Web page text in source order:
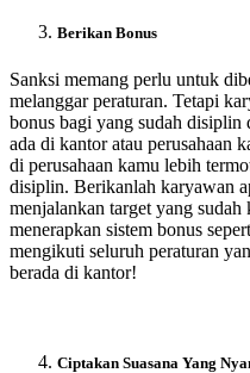
Berikan Bonus
Sanksi memang perlu untuk
melanggar peraturan. Tetapi
bonus bagi yang sudah disiplin
ada di kantor atau perusahaan
di perusahaan kamu lebih
disiplin. Berikanlah karyawan
menjalankan target yang
menerapkan sistem bonus
mengikuti seluruh peraturan
berada di kantor!
Ciptakan Suasana Yang